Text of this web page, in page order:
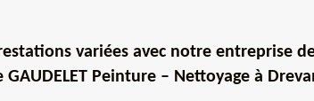
variées avec notre entreprise
GAUDELET Peinture – Nettoyage à